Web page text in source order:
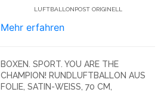
UFTBALLONPOST ORIGINELL
Mehr erfahren
BOXEN. SPORT. YOU ARE THE
CHAMPION! RUNDLUFTBALLON AUS
FOLIE, SATIN-WEISS, 70 CM,